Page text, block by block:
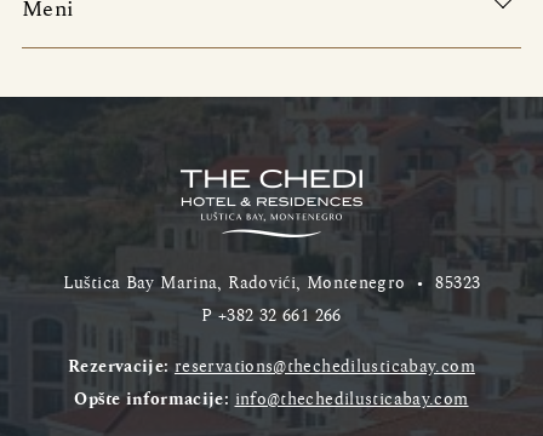
Meni
Luštica Bay Marina, Radovići, Montenegro •85323
P +382 32 661 266
Rezervacije: reservations@thechedilusticabay.com
Opšte informacije: info@thechedilusticabay.com